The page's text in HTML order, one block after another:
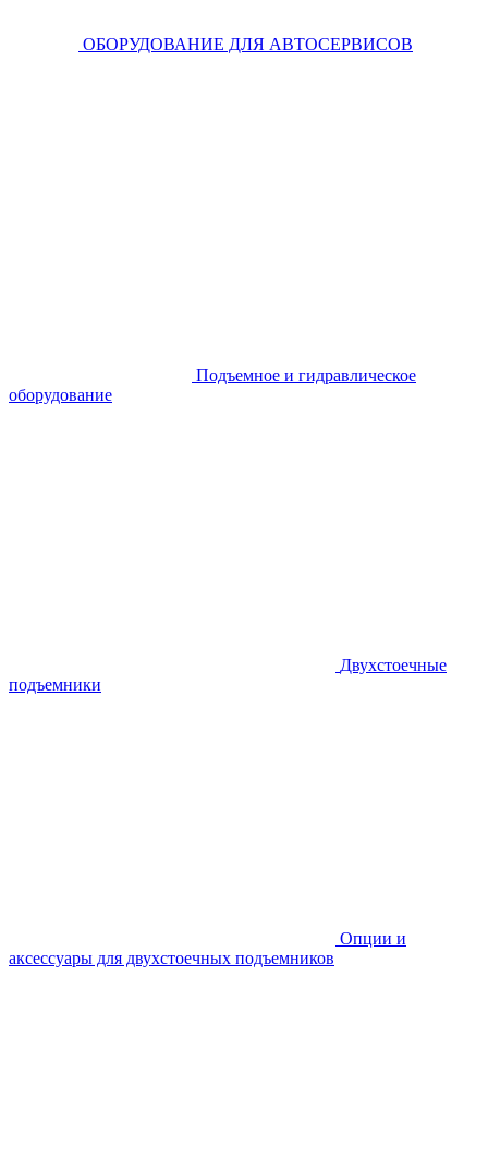
ОБОРУДОВАНИЕ ДЛЯ АВТОСЕРВИСОВ
Подъемное и гидравлическое
оборудование
Двухстоечные
подъемники
Опции и
аксессуары для двухстоечных подъемников